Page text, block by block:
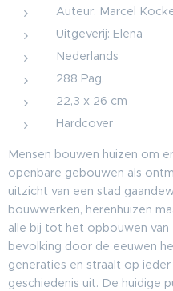
Auteur: Marcel
Uitgeverij: Elena
Nederlands
288 Pag.
22,3 x 26 cm
Hardcover
Mensen bouwen huizen om
openbare gebouwen als
uitzicht van een stad
bouwwerken, herenhuizen
alle bij tot het opbouwen
bevolking door de eeuwen
generaties en straalt op
geschiedenis uit. De huidige